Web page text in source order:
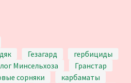
Гезагард
гербициды
Минсельхоза
Гранстар
сорняки
карбаматы